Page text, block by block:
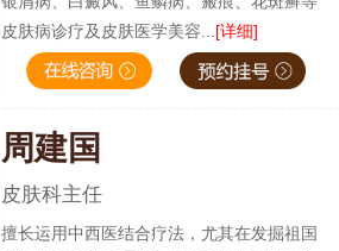
皮肤病诊疗及皮肤医学美容... [详细]
周建国
皮肤科主任
擅长运用中西医结合疗法，尤其在发掘祖国